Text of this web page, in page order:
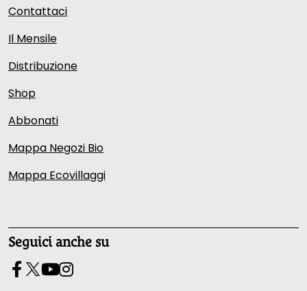
Contattaci
Il Mensile
Distribuzione
Shop
Abbonati
Mappa Negozi Bio
Mappa Ecovillaggi
Seguici anche su